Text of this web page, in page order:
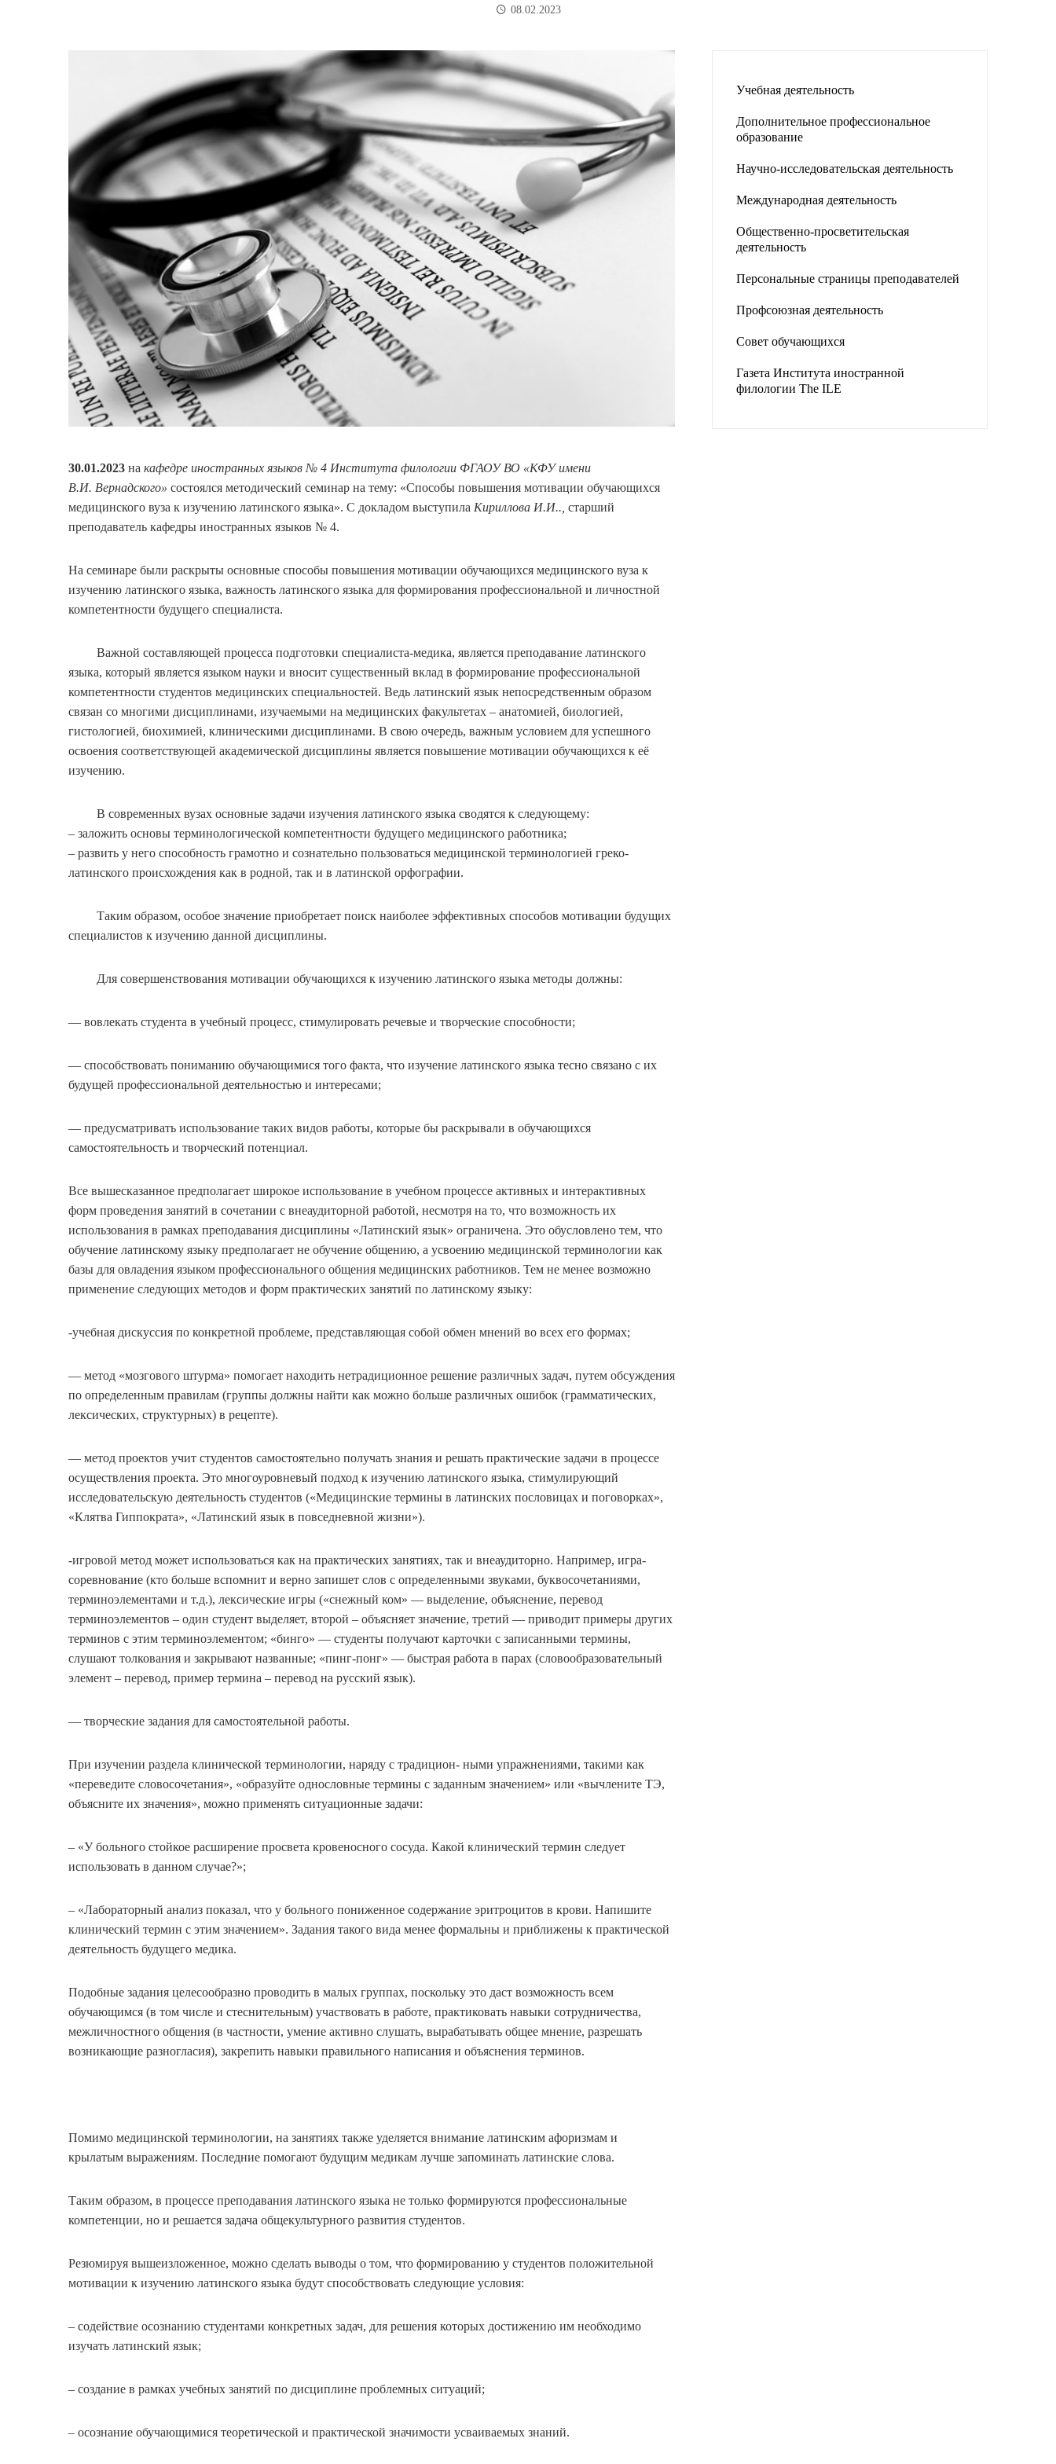
08.02.2023
30.01.2023 на кафедре иностранных языков № 4 Института филологии ФГАОУ ВО «КФУ имени
В.И. Вернадского» состоялся методический семинар на тему: «Способы повышения мотивации обучающихся
медицинского вуза к изучению латинского языка». С докладом выступила Кириллова И.И.., старший
преподаватель кафедры иностранных языков № 4.
На семинаре были раскрыты основные способы повышения мотивации обучающихся медицинского вуза к
изучению латинского языка, важность латинского языка для формирования профессиональной и личностной
компетентности будущего специалиста.
Важной составляющей процесса подготовки специалиста-медика, является преподавание латинского
языка, который является языком науки и вносит существенный вклад в формирование профессиональной
компетентности студентов медицинских специальностей. Ведь латинский язык непосредственным образом
связан со многими дисциплинами, изучаемыми на медицинских факультетах – анатомией, биологией,
гистологией, биохимией, клиническими дисциплинами. В свою очередь, важным условием для успешного
освоения соответствующей академической дисциплины является повышение мотивации обучающихся к её
изучению.
В современных вузах основные задачи изучения латинского языка сводятся к следующему:
– заложить основы терминологической компетентности будущего медицинского работника;
– развить у него способность грамотно и сознательно пользоваться медицинской терминологией греко-
латинского происхождения как в родной, так и в латинской орфографии.
Таким образом, особое значение приобретает поиск наиболее эффективных способов мотивации будущих
специалистов к изучению данной дисциплины.
Для совершенствования мотивации обучающихся к изучению латинского языка методы должны:
— вовлекать студента в учебный процесс, стимулировать речевые и творческие способности;
— способствовать пониманию обучающимися того факта, что изучение латинского языка тесно связано с их
будущей профессиональной деятельностью и интересами;
— предусматривать использование таких видов работы, которые бы раскрывали в обучающихся
самостоятельность и творческий потенциал.
Все вышесказанное предполагает широкое использование в учебном процессе активных и интерактивных
форм проведения занятий в сочетании с внеаудиторной работой, несмотря на то, что возможность их
использования в рамках преподавания дисциплины «Латинский язык» ограничена. Это обусловлено тем, что
обучение латинскому языку предполагает не обучение общению, а усвоению медицинской терминологии как
базы для овладения языком профессионального общения медицинских работников. Тем не менее возможно
применение следующих методов и форм практических занятий по латинскому языку:
-учебная дискуссия по конкретной проблеме, представляющая собой обмен мнений во всех его формах;
— метод «мозгового штурма» помогает находить нетрадиционное решение различных задач, путем обсуждения
по определенным правилам (группы должны найти как можно больше различных ошибок (грамматических,
лексических, структурных) в рецепте).
— метод проектов учит студентов самостоятельно получать знания и решать практические задачи в процессе
осуществления проекта. Это многоуровневый подход к изучению латинского языка, стимулирующий
исследовательскую деятельность студентов («Медицинские термины в латинских пословицах и поговорках»,
«Клятва Гиппократа», «Латинский язык в повседневной жизни»).
-игровой метод может использоваться как на практических занятиях, так и внеаудиторно. Например, игра-
соревнование (кто больше вспомнит и верно запишет слов с определенными звуками, буквосочетаниями,
терминоэлементами и т.д.), лексические игры («снежный ком» — выделение, объяснение, перевод
терминоэлементов – один студент выделяет, второй – объясняет значение, третий — приводит примеры других
терминов с этим терминоэлементом; «бинго» — студенты получают карточки с записанными термины,
слушают толкования и закрывают названные; «пинг-понг» — быстрая работа в парах (словообразовательный
элемент – перевод, пример термина – перевод на русский язык).
— творческие задания для самостоятельной работы.
При изучении раздела клинической терминологии, наряду с традицион- ными упражнениями, такими как
«переведите словосочетания», «образуйте однословные термины с заданным значением» или «вычлените ТЭ,
объясните их значения», можно применять ситуационные задачи:
– «У больного стойкое расширение просвета кровеносного сосуда. Какой клинический термин следует
использовать в данном случае?»;
– «Лабораторный анализ показал, что у больного пониженное содержание эритроцитов в крови. Напишите
клинический термин с этим значением». Задания такого вида менее формальны и приближены к практической
деятельность будущего медика.
Подобные задания целесообразно проводить в малых группах, поскольку это даст возможность всем
обучающимся (в том числе и стеснительным) участвовать в работе, практиковать навыки сотрудничества,
межличностного общения (в частности, умение активно слушать, вырабатывать общее мнение, разрешать
возникающие разногласия), закрепить навыки правильного написания и объяснения терминов.
Помимо медицинской терминологии, на занятиях также уделяется внимание латинским афоризмам и
крылатым выражениям. Последние помогают будущим медикам лучше запоминать латинские слова.
Таким образом, в процессе преподавания латинского языка не только формируются профессиональные
компетенции, но и решается задача общекультурного развития студентов.
Резюмируя вышеизложенное, можно сделать выводы о том, что формированию у студентов положительной
мотивации к изучению латинского языка будут способствовать следующие условия:
– содействие осознанию студентами конкретных задач, для решения которых достижению им необходимо
изучать латинский язык;
– создание в рамках учебных занятий по дисциплине проблемных ситуаций;
– осознание обучающимися теоретической и практической значимости усваиваемых знаний.
Учебная деятельность
Дополнительное профессиональное
образование
Научно-исследовательская деятельность
Международная деятельность
Общественно-просветительская
деятельность
Персональные страницы преподавателей
Профсоюзная деятельность
Совет обучающихся
Газета Института иностранной
филологии The ILE